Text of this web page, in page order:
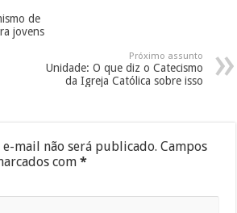
de
jovens
Próximo assunto
Unidade: O que diz o Catecismo
da Igreja Católica sobre isso
e-mail não será publicado. Campos
com*